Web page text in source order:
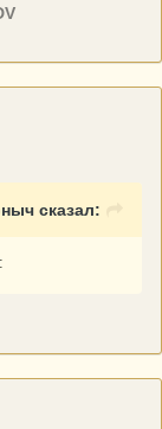
сказал: